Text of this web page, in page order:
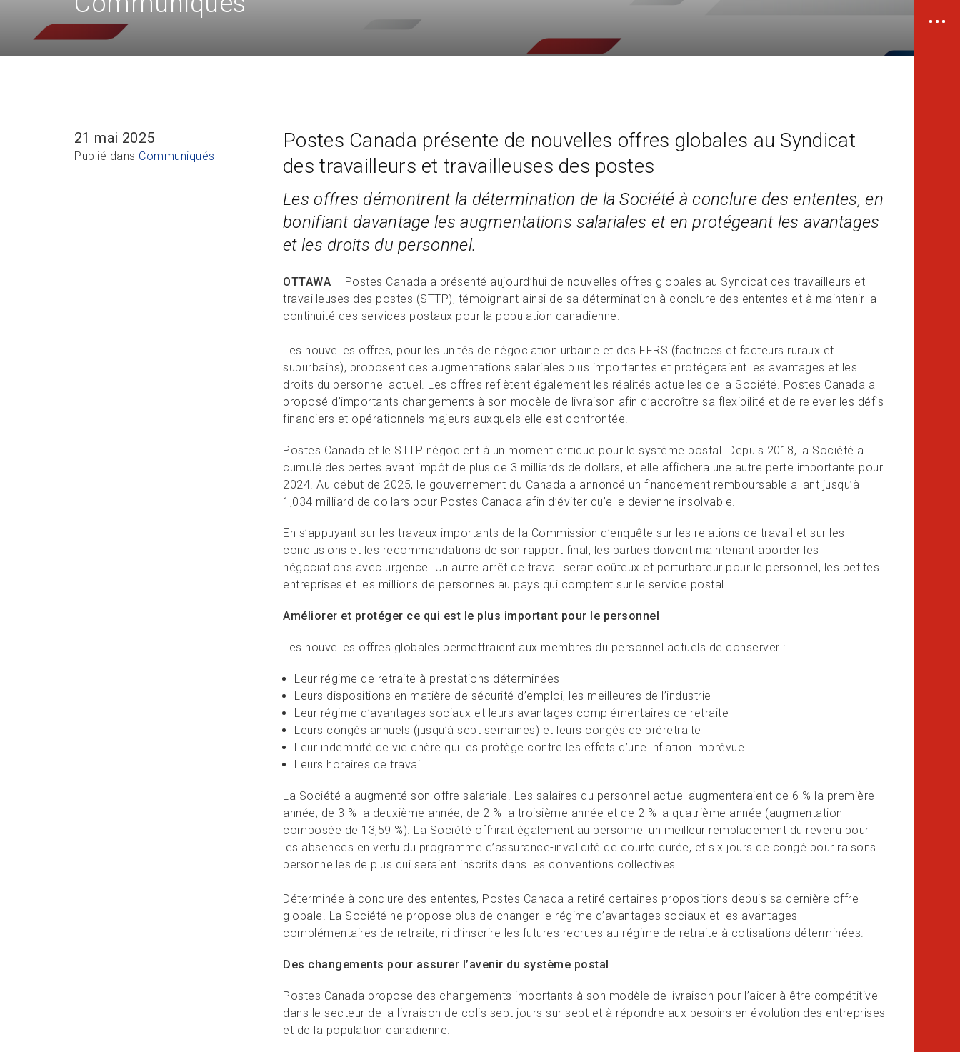
21 mai 2025
Publié dans Communiqués
Postes Canada présente de nouvelles offres globales au Syndicat
des travailleurs et travailleuses des postes
Les offres démontrent la détermination de la Société à conclure des ententes, en
bonifiant davantage les augmentations salariales et en protégeant les avantages
et les droits du personnel.
OTTAWA – Postes Canada a présenté aujourd’hui de nouvelles offres globales au Syndicat des travailleurs et
travailleuses des postes (STTP), témoignant ainsi de sa détermination à conclure des ententes et à maintenir la
continuité des services postaux pour la population canadienne.
Les nouvelles offres, pour les unités de négociation urbaine et des FFRS (factrices et facteurs ruraux et
suburbains), proposent des augmentations salariales plus importantes et protégeraient les avantages et les
droits du personnel actuel. Les offres reflètent également les réalités actuelles de la Société. Postes Canada a
proposé d’importants changements à son modèle de livraison afin d’accroître sa flexibilité et de relever les défis
financiers et opérationnels majeurs auxquels elle est confrontée.
Postes Canada et le STTP négocient à un moment critique pour le système postal. Depuis 2018, la Société a
cumulé des pertes avant impôt de plus de 3 milliards de dollars, et elle affichera une autre perte importante pour
2024. Au début de 2025, le gouvernement du Canada a annoncé un financement remboursable allant jusqu’à
1,034 milliard de dollars pour Postes Canada afin d’éviter qu’elle devienne insolvable.
En s’appuyant sur les travaux importants de la Commission d’enquête sur les relations de travail et sur les
conclusions et les recommandations de son rapport final, les parties doivent maintenant aborder les
négociations avec urgence. Un autre arrêt de travail serait coûteux et perturbateur pour le personnel, les petites
entreprises et les millions de personnes au pays qui comptent sur le service postal.
Améliorer et protéger ce qui est le plus important pour le personnel
Les nouvelles offres globales permettraient aux membres du personnel actuels de conserver :
Leur régime de retraite à prestations déterminées
Leurs dispositions en matière de sécurité d’emploi, les meilleures de l’industrie
Leur régime d’avantages sociaux et leurs avantages complémentaires de retraite
Leurs congés annuels (jusqu’à sept semaines) et leurs congés de préretraite
Leur indemnité de vie chère qui les protège contre les effets d’une inflation imprévue
Leurs horaires de travail
La Société a augmenté son offre salariale. Les salaires du personnel actuel augmenteraient de 6 % la première
année; de 3 % la deuxième année; de 2 % la troisième année et de 2 % la quatrième année (augmentation
composée de 13,59 %). La Société offrirait également au personnel un meilleur remplacement du revenu pour
les absences en vertu du programme d’assurance-invalidité de courte durée, et six jours de congé pour raisons
personnelles de plus qui seraient inscrits dans les conventions collectives.
Déterminée à conclure des ententes, Postes Canada a retiré certaines propositions depuis sa dernière offre
globale. La Société ne propose plus de changer le régime d’avantages sociaux et les avantages
complémentaires de retraite, ni d’inscrire les futures recrues au régime de retraite à cotisations déterminées.
Des changements pour assurer l’avenir du système postal
Postes Canada propose des changements importants à son modèle de livraison pour l’aider à être compétitive
dans le secteur de la livraison de colis sept jours sur sept et à répondre aux besoins en évolution des entreprises
et de la population canadienne.